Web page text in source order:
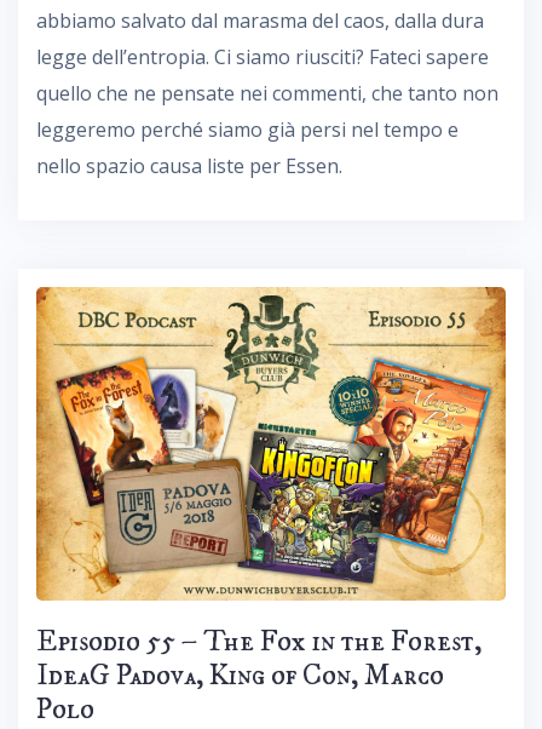
abbiamo salvato dal marasma del caos, dalla dura
legge dell’entropia. Ci siamo riusciti? Fateci sapere
quello che ne pensate nei commenti, che tanto non
leggeremo perché siamo già persi nel tempo e
nello spazio causa liste per Essen.
Episodio 55 – The Fox in the Forest,
IdeaG Padova, King of Con, Marco
Polo